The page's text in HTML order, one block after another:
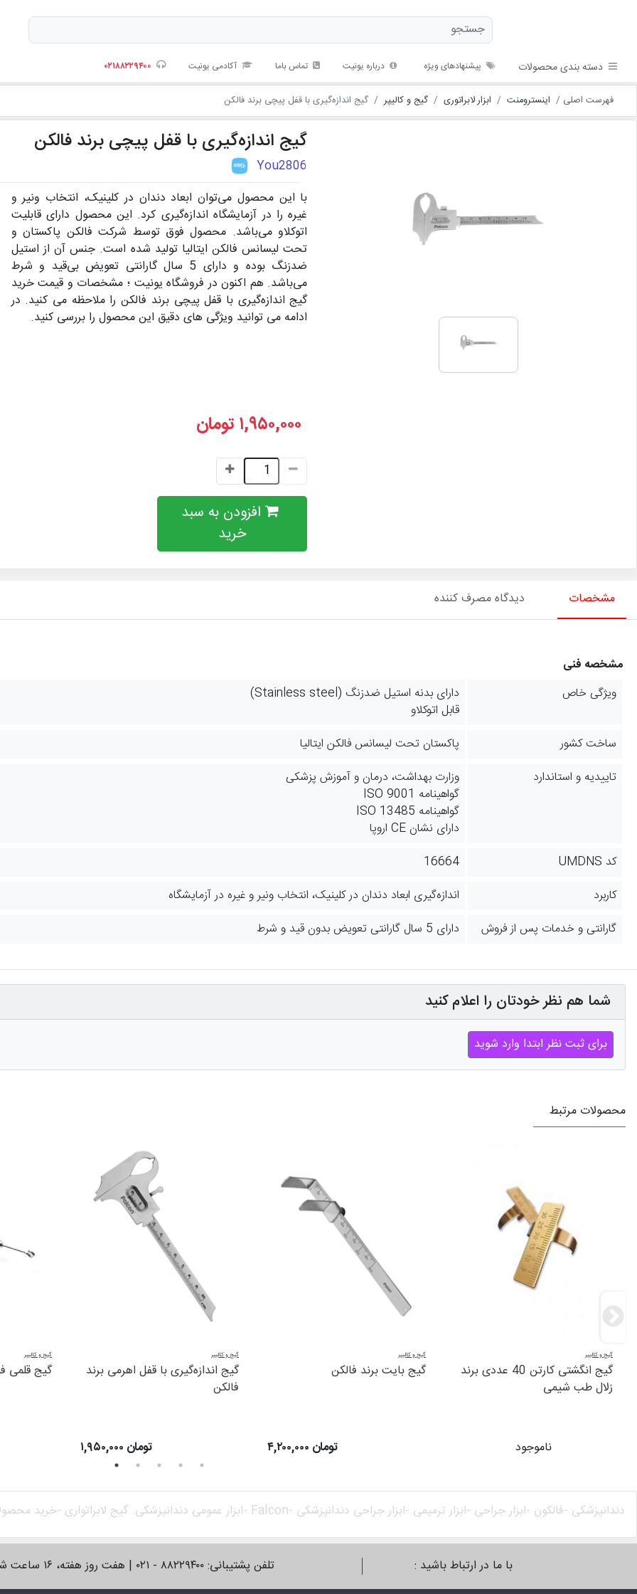
دسته بندی محصولات پیشنهادهای ویژه درباره یونیت تماس باما آکادمی یونیت
فهرست اصلی اینسترومنت ابزار لابراتوری گیج و کالیپر گیج اندازه‌گیری با قفل پیچی برند فالکن
گیج اندازه‌گیری با قفل پیچی برند فالکن
You2806
با این محصول می‌توان ابعاد دندان در کلینیک، انتخاب ونیر و
غیره را در آزمایشگاه اندازه‌گیری کرد. این محصول دارای قابلیت
اتوکلاو می‌باشد. محصول فوق توسط شرکت فالکن پاکستان و
تحت لیسانس فالکن ایتالیا تولید شده است. جنس آن از استیل
ضدزنگ بوده و دارای 5 سال گارانتی تعویض بی‌قید و شرط
می‌باشد. هم اکنون در فروشگاه یونیت ؛ مشخصات و قیمت خرید
گیج اندازه‌گیری با قفل پیچی برند فالکن را ملاحظه می کنید. در
ادامه می توانید ویژگی های دقیق این محصول را بررسی کنید.
۱,۹۵۰,۰۰۰ تومان
افزودن به سبد
خرید
مشخصات دیدگاه مصرف کننده
مشخصه فنی
ویژگی خاص
دارای بدنه استیل ضدزنگ (Stainless steel)
قابل اتوکلاو
ساخت کشور
پاکستان تحت لیسانس فالکن ایتالیا
تاییدیه و استاندارد
وزارت بهداشت، درمان و آموزش پزشکی
گواهینامه ISO 9001
گواهینامه ISO 13485
دارای نشان CE اروپا
کد UMDNS
16664
کاربرد
اندازه‌گیری ابعاد دندان در کلینیک، انتخاب ونیر و غیره در آزمایشگاه
گارانتی و خدمات پس از فروش
دارای 5 سال گارانتی تعویض بدون قید و شرط
شما هم نظر خودتان را اعلام کنید
برای ثبت نظر ابتدا وارد شوید
محصولات مرتبط
گیج و کالیپر
گیج انگشتی کارتن 40 عددی برند
زلال طب شیمی
ناموجود
گیج و کالیپر
گیج بایت برند فالکن
۴,۲۰۰,۰۰۰ تومان
گیج و کالیپر
گیج اندازه‌گیری با قفل اهرمی برند
فالکن
۱,۹۵۰,۰۰۰ تومان
گیج و کالیپر
گیج قلمی
دندانپزشکی -فالکون -ابزار جراحی -ابزار ترمیمی -ابزار جراحی دندانپزشکی -Falcon - ابزار عمومی دندانپزشکی. گیج لابراتواری -خرید
با ما در ارتباط باشید : تلفن پشتیبانی: ۸۸۲۲۹۴۰۰ - ۰۲۱ | هفت روز هفته، ۱۶ ساعت شبانه‌روز پاسخگوی شما خواهیم بود.